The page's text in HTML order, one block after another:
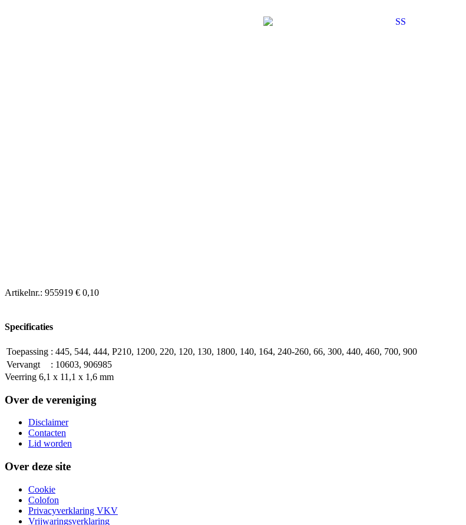
Artikelnr.: 955919 € 0,10
Specificaties
Toepassing : 445, 544, 444, P210, 1200, 220, 120, 130, 1800, 140, 164, 240-260, 66, 300, 440, 460, 700, 900
Vervangt
: 10603, 906985
Veerring 6,1 x 11,1 x 1,6 mm
Over de vereniging
Disclaimer
Contacten
Lid worden
Over deze site
Cookie
Colofon
Privacyverklaring VKV
Vrijwaringsverklaring